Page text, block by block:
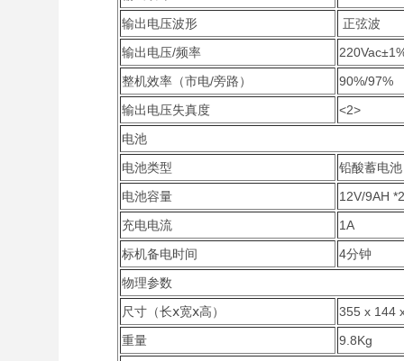
输出电压波形
正弦波
输出电压/频率
整机效率（市电/旁路）
90%/97%
输出电压失真度
<2>
电池
电池类型
铅酸蓄电池
电池容量
12V/9AH *2
充电电流
1A
标机备电时间
4分钟
物理参数
尺寸（长ⅹ宽ⅹ高）
355 x 144
重量
9.8Kg